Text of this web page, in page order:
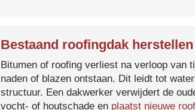
Bestaand roofingdak
Bitumen of roofing verliest na verloop van
naden of blazen ontstaan. Dit leidt tot
structuur. Een dakwerker verwijdert de
vocht- of houtschade en plaatst nieuwe